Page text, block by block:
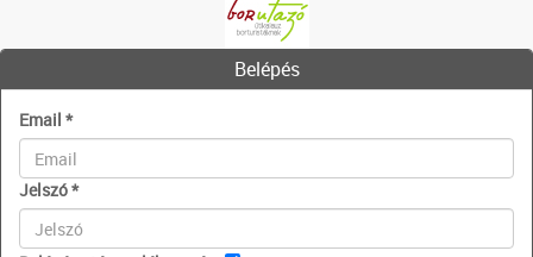
Belépés
Email *
Jelszó*